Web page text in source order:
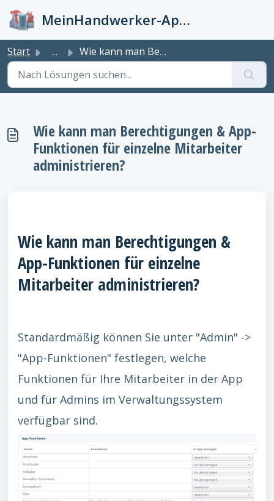
MeinHandwerker-App Info-Kiste
Start ... Wie kann man Berechtigungen & App-Funktionen für einz...
Wie kann man Berechtigungen & App-
Funktionen für einzelne Mitarbeiter
administrieren?
Wie kann man Berechtigungen &
App-Funktionen für einzelne
Mitarbeiter administrieren?
Standardmäßig können Sie unter "Admin" ->
"App-Funktionen" festlegen, welche
Funktionen für Ihre Mitarbeiter in der App
und für Admins im Verwaltungssystem
verfügbar sind.